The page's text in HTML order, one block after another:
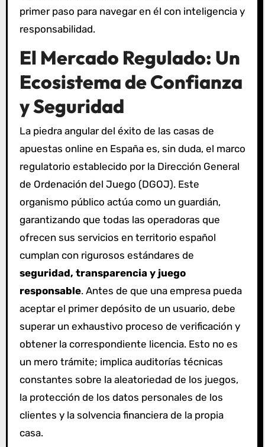
primer paso para navegar en él con inteligencia y
responsabilidad.
El Mercado Regulado: Un
Ecosistema de Confianza
y Seguridad
La piedra angular del éxito de las casas de
apuestas online en España es, sin duda, el marco
regulatorio establecido por la Dirección General
de Ordenación del Juego (DGOJ). Este
organismo público actúa como un guardián,
garantizando que todas las operadoras que
ofrecen sus servicios en territorio español
cumplan con rigurosos estándares de
seguridad, transparencia y juego
responsable. Antes de que una empresa pueda
aceptar el primer depósito de un usuario, debe
superar un exhaustivo proceso de verificación y
obtener la correspondiente licencia. Esto no es
un mero trámite; implica auditorías técnicas
constantes sobre la aleatoriedad de los juegos,
la protección de los datos personales de los
clientes y la solvencia financiera de la propia
casa.